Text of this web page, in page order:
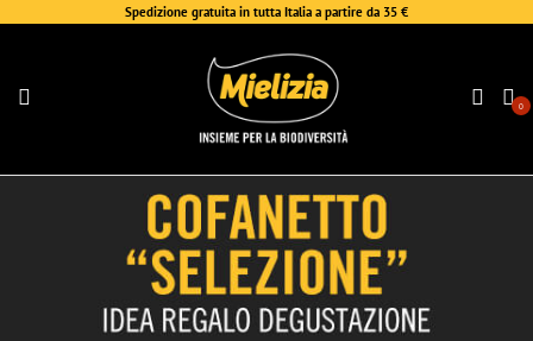
Spedizione gratuita in tutta Italia a partire da 35 €
0